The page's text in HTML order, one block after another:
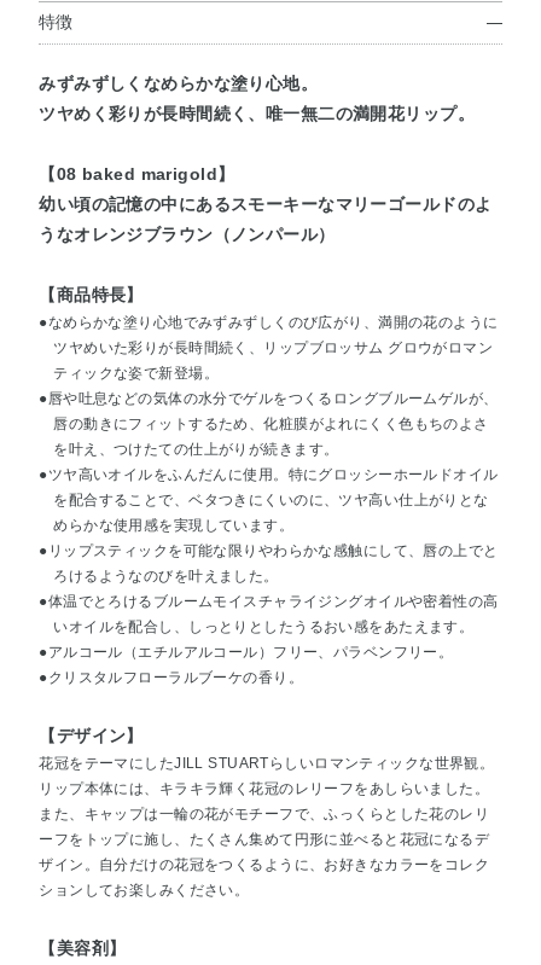
特徴
みずみずしくなめらかな塗り心地。
ツヤめく彩りが長時間続く、唯一無二の満開花リップ。
【08 baked marigold】
幼い頃の記憶の中にあるスモーキーなマリーゴールドのよ
うなオレンジブラウン（ノンパール）
【商品特長】
●なめらかな塗り心地でみずみずしくのび広がり、満開の花のように
ツヤめいた彩りが長時間続く、リップブロッサム グロウがロマン
ティックな姿で新登場。
●唇や吐息などの気体の水分でゲルをつくるロングブルームゲルが、
唇の動きにフィットするため、化粧膜がよれにくく色もちのよさ
を叶え、つけたての仕上がりが続きます。
●ツヤ高いオイルをふんだんに使用。特にグロッシーホールドオイル
を配合することで、ベタつきにくいのに、ツヤ高い仕上がりとな
めらかな使用感を実現しています。
●リップスティックを可能な限りやわらかな感触にして、唇の上でと
ろけるようなのびを叶えました。
●体温でとろけるブルームモイスチャライジングオイルや密着性の高
いオイルを配合し、しっとりとしたうるおい感をあたえます。
●アルコール（エチルアルコール）フリー、パラベンフリー。
●クリスタルフローラルブーケの香り。
【デザイン】
花冠をテーマにしたJILL STUARTらしいロマンティックな世界観。
リップ本体には、キラキラ輝く花冠のレリーフをあしらいました。
また、キャップは一輪の花がモチーフで、ふっくらとした花のレリ
ーフをトップに施し、たくさん集めて円形に並べると花冠になるデ
ザイン。自分だけの花冠をつくるように、お好きなカラーをコレク
ションしてお楽しみください。
【美容剤】